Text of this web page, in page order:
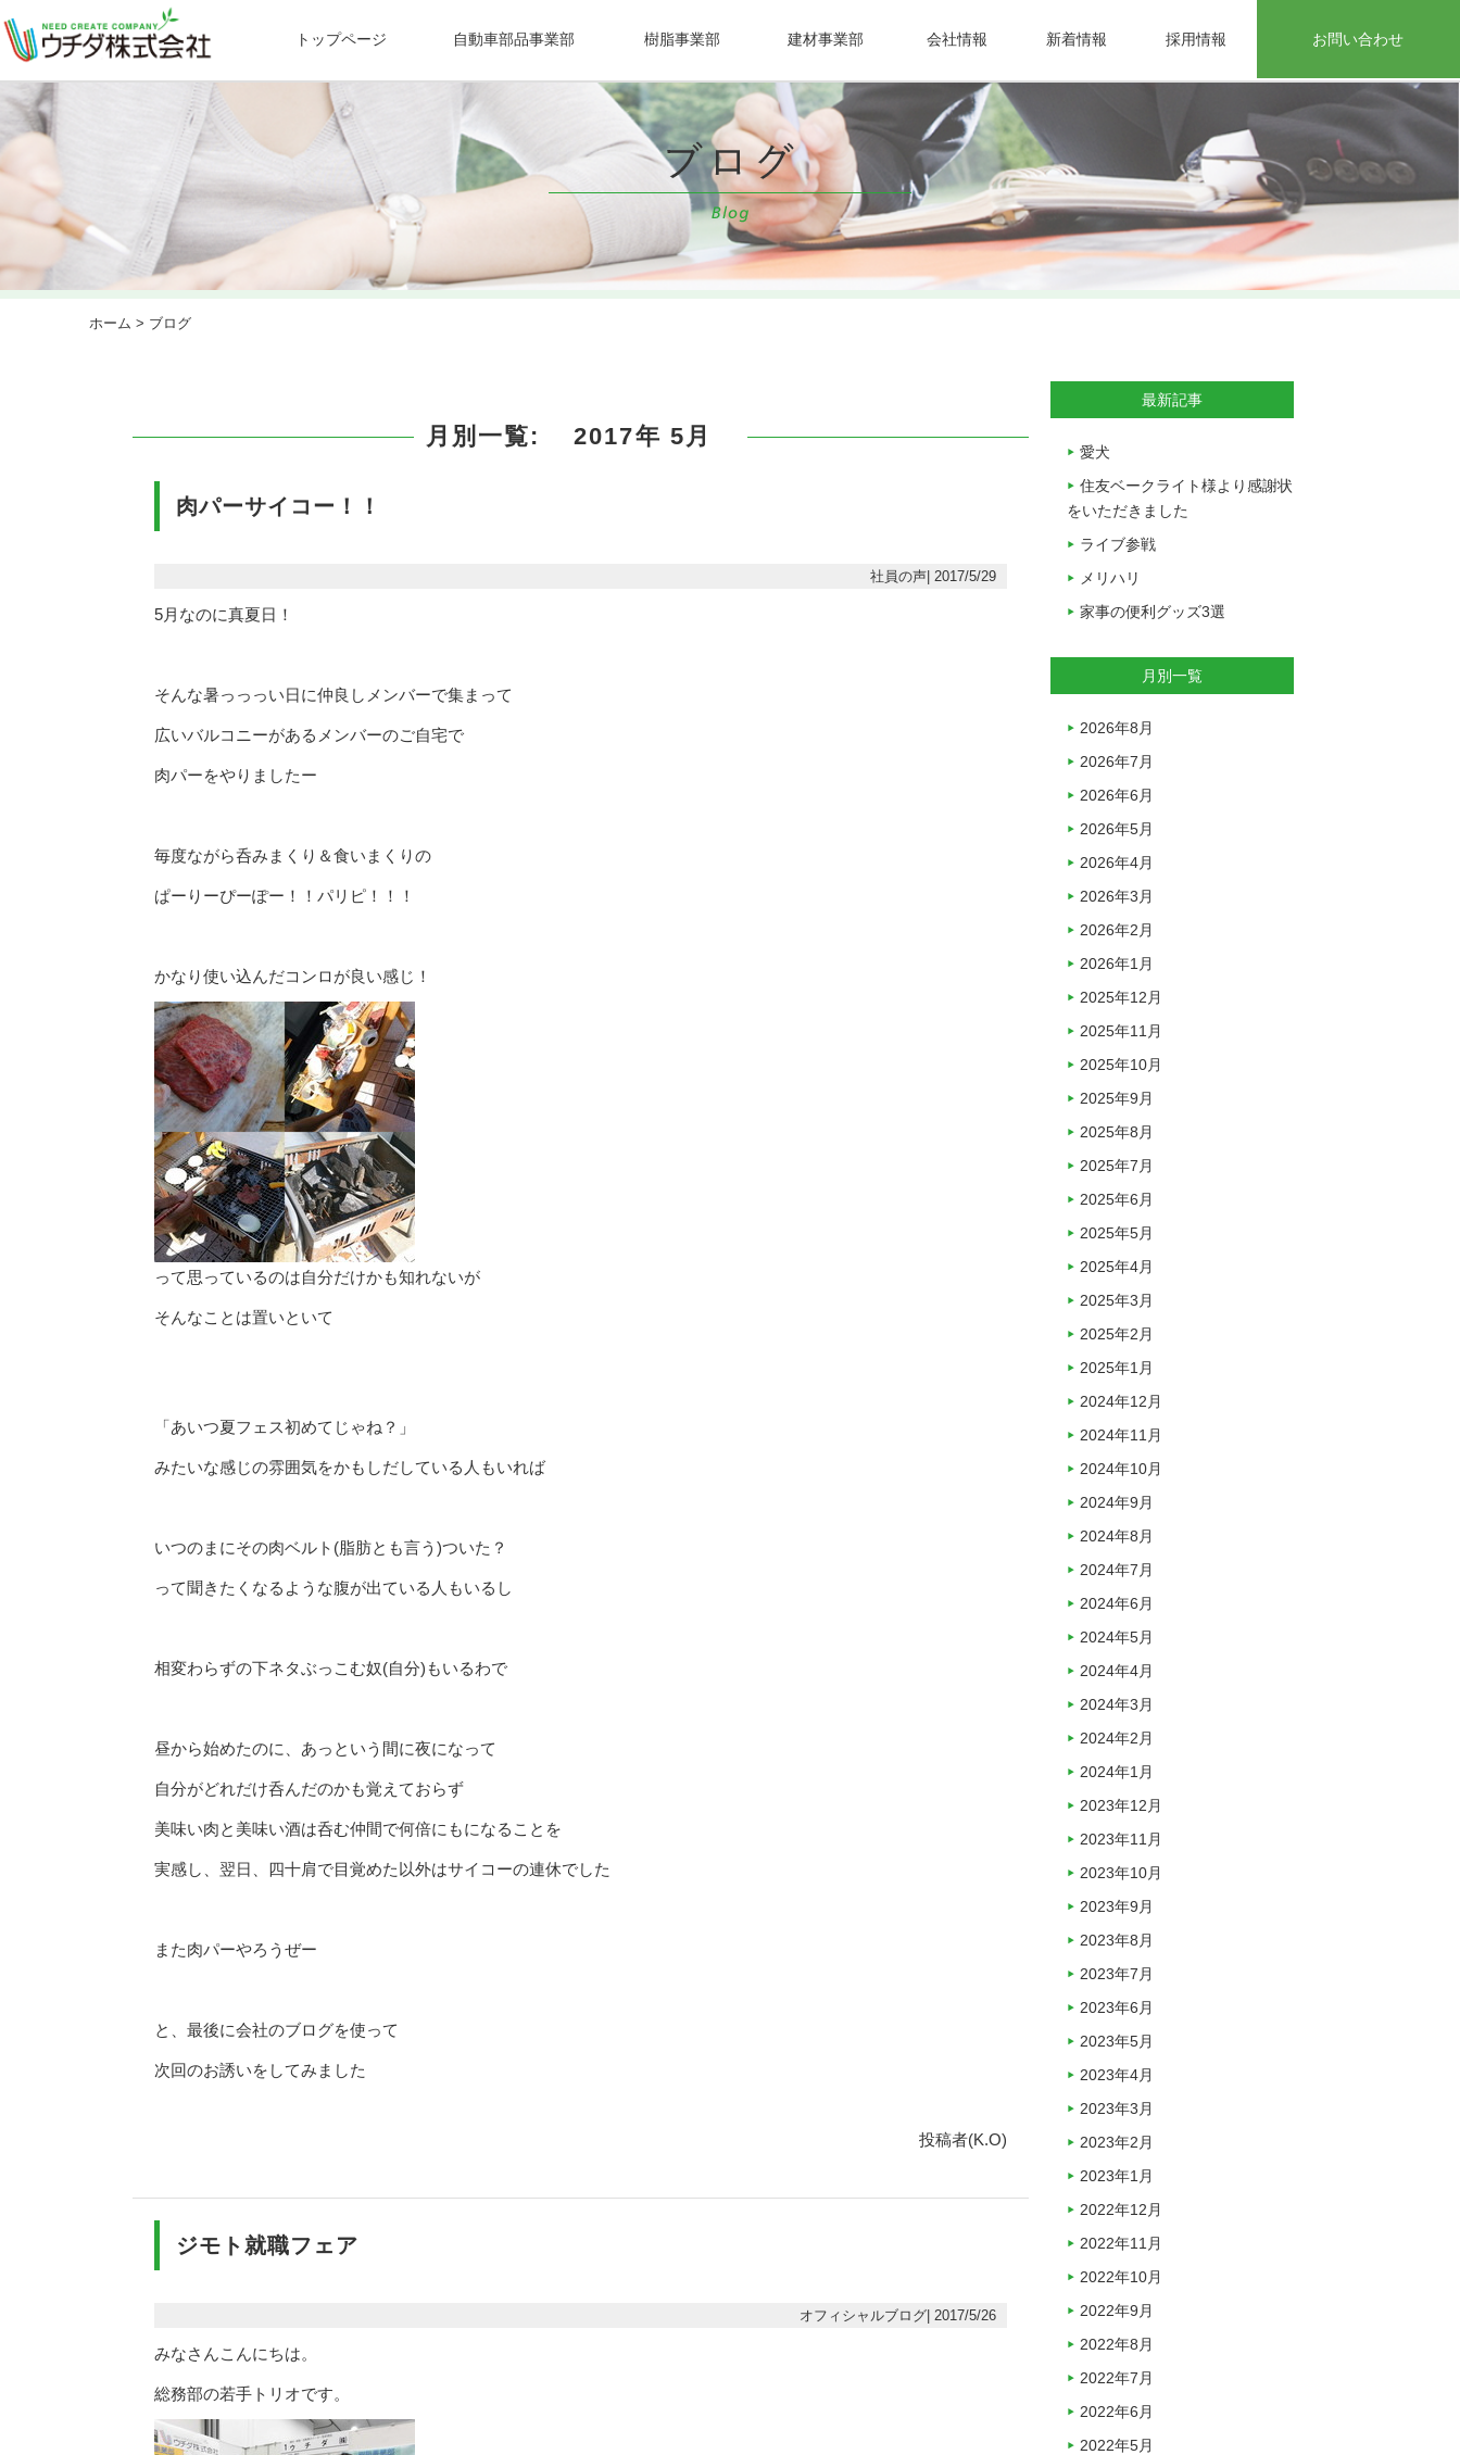
トップページ 自動車部品事業部 樹脂事業部 建材事業部 会社情報 新着情報 採用情報 お問い合わせ
ホーム > ブログ
月別一覧: 2017年 5月
肉パーサイコー！！
社員の声| 2017/5/29
5月なのに真夏日！
そんな暑っっっい日に仲良しメンバーで集まって
広いバルコニーがあるメンバーのご自宅で
肉パーをやりましたー
毎度ながら呑みまくり＆食いまくりの
ぱーりーぴーぽー！！パリピ！！！
かなり使い込んだコンロが良い感じ！
って思っているのは自分だけかも知れないが
そんなことは置いといて
「あいつ夏フェス初めてじゃね？」
みたいな感じの雰囲気をかもしだしている人もいれば
いつのまにその肉ベルト(脂肪とも言う)ついた？
って聞きたくなるような腹が出ている人もいるし
相変わらずの下ネタぶっこむ奴(自分)もいるわで
昼から始めたのに、あっという間に夜になって
自分がどれだけ呑んだのかも覚えておらず
美味い肉と美味い酒は呑む仲間で何倍にもになることを
実感し、翌日、四十肩で目覚めた以外はサイコーの連休でした
また肉パーやろうぜー
と、最後に会社のブログを使って
次回のお誘いをしてみました
投稿者(K.O)
ジモト就職フェア
オフィシャルブログ| 2017/5/26
みなさんこんにちは。
総務部の若手トリオです。
最新記事
愛犬
住友ベークライト様より感謝状
をいただきました
ライブ参戦
メリハリ
家事の便利グッズ3選
月別一覧
2026年8月
2026年7月
2026年6月
2026年5月
2026年4月
2026年3月
2026年2月
2026年1月
2025年12月
2025年11月
2025年10月
2025年9月
2025年8月
2025年7月
2025年6月
2025年5月
2025年4月
2025年3月
2025年2月
2025年1月
2024年12月
2024年11月
2024年10月
2024年9月
2024年8月
2024年7月
2024年6月
2024年5月
2024年4月
2024年3月
2024年2月
2024年1月
2023年12月
2023年11月
2023年10月
2023年9月
2023年8月
2023年7月
2023年6月
2023年5月
2023年4月
2023年3月
2023年2月
2023年1月
2022年12月
2022年11月
2022年10月
2022年9月
2022年8月
2022年7月
2022年6月
2022年5月